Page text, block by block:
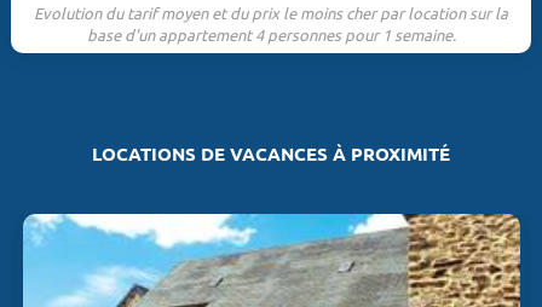
Evolution du tarif moyen et du prix le moins cher par location sur la
base d'un appartement 4 personnes pour 1 semaine.
LOCATIONS DE VACANCES À PROXIMITÉ